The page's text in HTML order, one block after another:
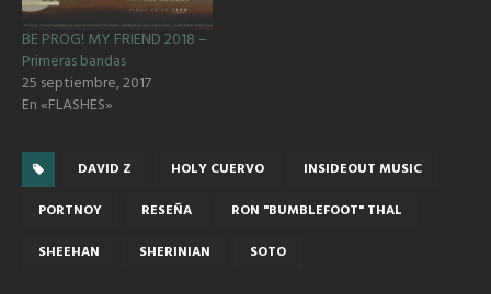
BE PROG! MY FRIEND 2018 –
Primeras bandas
25 septiembre, 2017
En «FLASHES»
DAVID Z HOLY CUERVO
INSIDEOUT MUSIC
PORTNOY
RESEÑA
RON "BUMBLEFOOT" THAL
SHEEHAN
SHERINIAN SOTO